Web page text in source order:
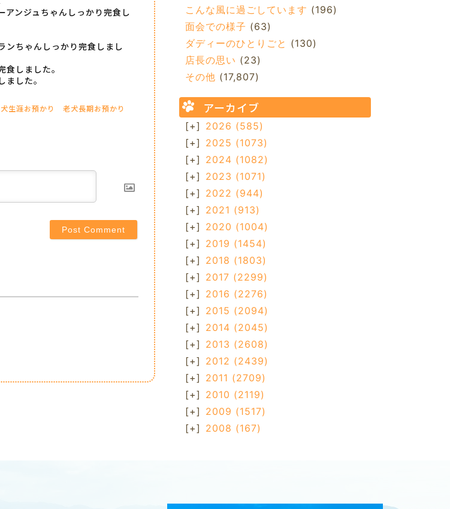
ンジュちゃんしっかり完食し
ンちゃんしっかり完食しまし
しました。
した。
生涯お預かり
老犬長期お預かり
こんな風に過ごしています (196)
面会での様子 (63)
ダディーのひとりごと (130)
店長の思い (23)
その他 (17,807)
アーカイブ
[+] 2026 (585)
[+] 2025 (1073)
[+] 2024 (1082)
[+] 2023 (1071)
[+] 2022 (944)
[+] 2021 (913)
[+] 2020 (1004)
[+] 2019 (1454)
[+] 2018 (1803)
[+] 2017 (2299)
[+] 2016 (2276)
[+] 2015 (2094)
[+] 2014 (2045)
[+] 2013 (2608)
[+] 2012 (2439)
[+] 2011 (2709)
[+] 2010 (2119)
[+] 2009 (1517)
[+] 2008 (167)